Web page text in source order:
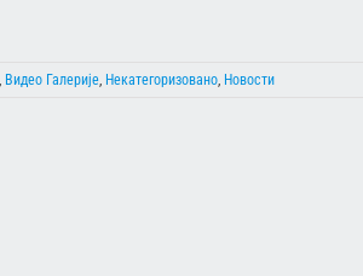
Видео Галерије Некатегоризовано Новости